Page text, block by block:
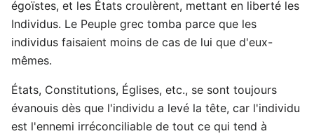
égoïstes, et les États croulèrent, mettant en liberté les
Individus. Le Peuple grec tomba parce que les
individus faisaient moins de cas de lui que d'eux-
mêmes.
États, Constitutions, Églises, etc., se sont toujours
évanouis dès que l'individu a levé la tête, car l'individu
est l'ennemi irréconciliable de tout ce qui tend à